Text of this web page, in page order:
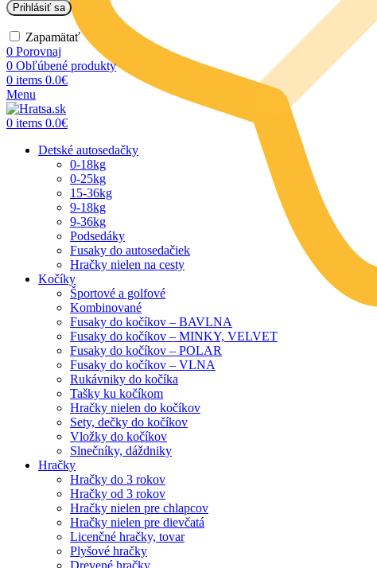
Prihlásiť sa
Zapamätať
0 Porovnaj
0 Obľúbené produkty
0 items 0.0€
Menu
0 items 0.0€
Detské autosedačky
0-18kg
0-25kg
15-36kg
9-18kg
9-36kg
Podsedáky
Fusaky do autosedačiek
Hračky nielen na cesty
Kočíky
Športové a golfové
Kombinované
Fusaky do kočíkov – BAVLNA
Fusaky do kočíkov – MINKY, VELVET
Fusaky do kočíkov – POLAR
Fusaky do kočíkov – VLNA
Rukávniky do kočíka
Tašky ku kočíkom
Hračky nielen do kočíkov
Sety, dečky do kočíkov
Vložky do kočíkov
Slnečníky, dáždniky
Hračky
Hračky do 3 rokov
Hračky od 3 rokov
Hračky nielen pre chlapcov
Hračky nielen pre dievčatá
Licenčné hračky, tovar
Plyšové hračky
Drevené hračky